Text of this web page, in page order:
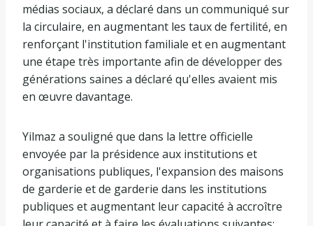
médias sociaux, a déclaré dans un communiqué sur
la circulaire, en augmentant les taux de fertilité, en
renforçant l'institution familiale et en augmentant
une étape très importante afin de développer des
générations saines a déclaré qu'elles avaient mis
en œuvre davantage.
Yilmaz a souligné que dans la lettre officielle
envoyée par la présidence aux institutions et
organisations publiques, l'expansion des maisons
de garderie et de garderie dans les institutions
publiques et augmentant leur capacité à accroître